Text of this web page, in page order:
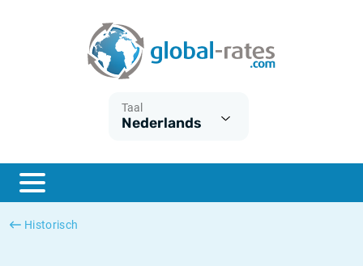
Taal
Nederlands
Historisch
ESTER
SONIA
Wat is CPI inflatie?
Wat is HICP inflatie?
Nederlandse inflatie - CPI
Amerikaanse inflatie - CPI
Euribor historie
SOFR historie
TONAR historie
Inflatiecalculator